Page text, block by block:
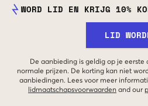
WORD LID EN KRIJG 10%
LID
De aanbieding is geldig op je eerste
normale prijzen. De korting kan niet
aanbiedingen. Lees voor meer
lidmaatschapsvoorwaarden and our